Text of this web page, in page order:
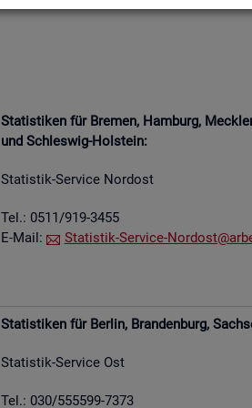
Sta­tis­ti­ken für Bre­men, Ham­burg,
und Schles­wig-Hol­stein:
Sta­tis­tik-Ser­vice Nord­ost
Tel.: 0511/919-3455
E-Mail:
Sta­tis­tik-Ser­vice-
Sta­tis­ti­ken für Ber­lin, Bran­den­burg,
Sta­tis­tik-Ser­vice Ost
Tel.: 030/555599-7373